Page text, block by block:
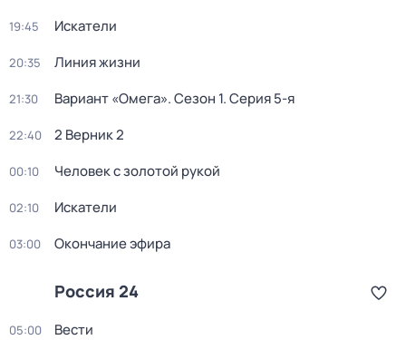
19:45 Искатели
20:35 Линия жизни
21:30 Вариант «Омега». Сезон 1. Серия 5-я
22:40 2 Верник 2
00:10 Человек с золотой рукой
02:10 Искатели
03:00 Окончание эфира
Россия 24
05:00 Вести